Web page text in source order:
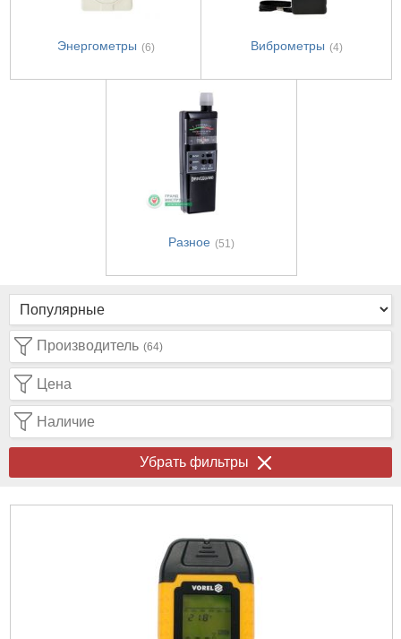
Энергометры (6) Виброметры (4)
Разное (51)
Производитель (64)
Цена
Наличие
Убрать фильтры